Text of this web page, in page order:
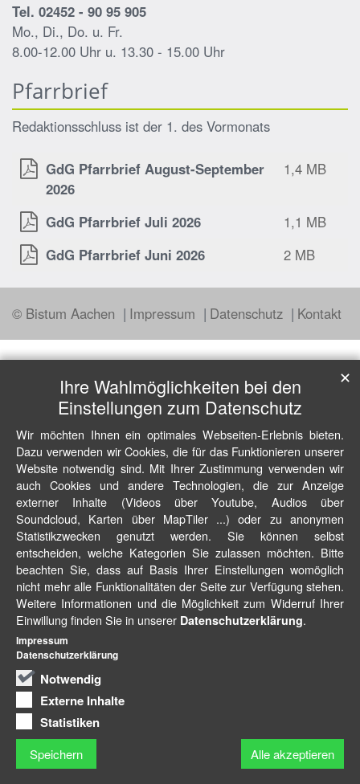
Tel. 02452 - 90 95 905
Mo., Di., Do. u. Fr.
8.00-12.00 Uhr u. 13.30 - 15.00 Uhr
Pfarrbrief
Redaktionsschluss ist der 1. des Vormonats
GdG Pfarrbrief August-September
2026
1,4 MB
GdG Pfarrbrief Juli 2026
1,1 MB
GdG Pfarrbrief Juni 2026
2 MB
© Bistum Aachen Impressum Datenschutz Kontakt
Ihre Wahlmöglichkeiten bei den
Einstellungen zum Datenschutz
Wir möchten Ihnen ein optimales Webseiten-Erlebnis bieten.
Dazu verwenden wir Cookies, die für das Funktionieren unserer
Website notwendig sind. Mit Ihrer Zustimmung verwenden wir
auch Cookies und andere Technologien, die zur Anzeige
externer Inhalte (Videos über Youtube, Audios über
Soundcloud, Karten über MapTiler ...) oder zu anonymen
Statistikzwecken genutzt werden. Sie können selbst
entscheiden, welche Kategorien Sie zulassen möchten. Bitte
beachten Sie, dass auf Basis Ihrer Einstellungen womöglich
nicht mehr alle Funktionalitäten der Seite zur Verfügung stehen.
Weitere Informationen und die Möglichkeit zum Widerruf Ihrer
Einwillung finden Sie in unserer Datenschutzerklärung.
Notwendig
Externe Inhalte
Statistiken
Speichern Alle akzeptieren
✕
Impressum
Datenschutzerklärung